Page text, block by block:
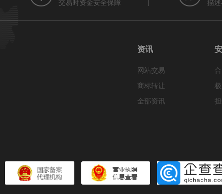
交易时资金安全保障 描
资讯
网站交易
商标转让
全部资讯